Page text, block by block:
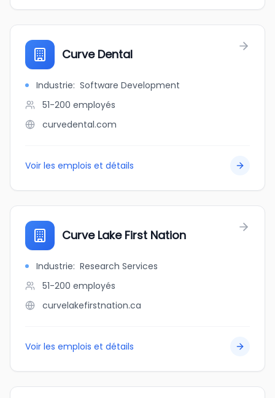
Curve Dental
Industrie: Software Development
51-200 employés
curvedental.com
Voir les emplois et détails
Curve Lake First Nation
Industrie: Research Services
51-200 employés
curvelakefirstnation.ca
Voir les emplois et détails